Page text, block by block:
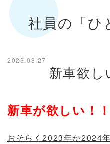
社員の「ひ
2023.03.27
新車欲し
新車が欲しい！！
おそらく2023年か2024